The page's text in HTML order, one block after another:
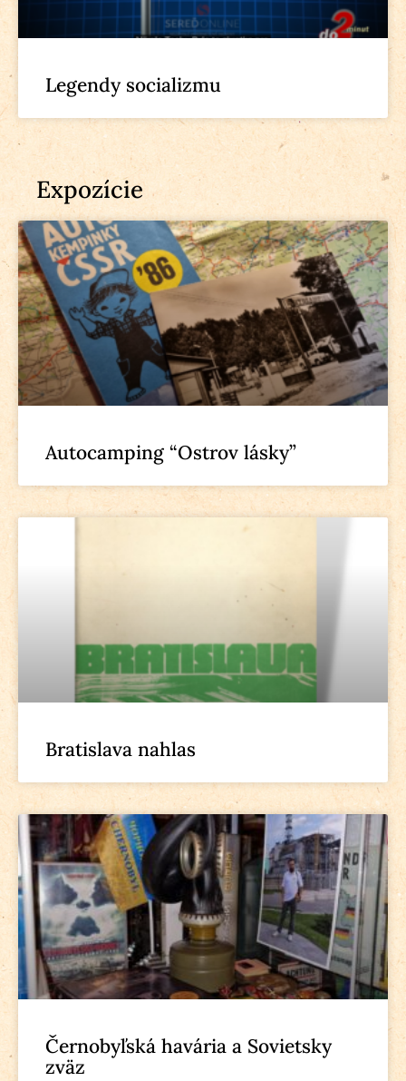
Legendy socializmu
Expozície
Autocamping “Ostrov lásky”
Bratislava nahlas
Černobyľská havária a Sovietsky
zväz